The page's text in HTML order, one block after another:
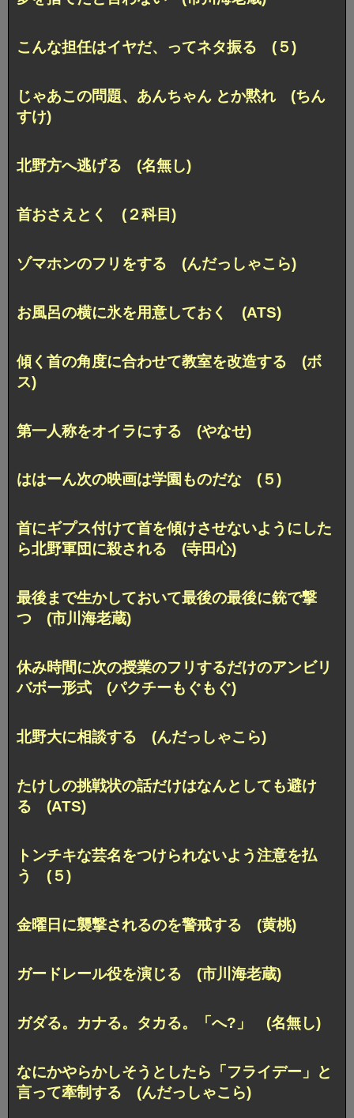
こんな担任はイヤだ、ってネタ振る (５)
じゃあこの問題、あんちゃん とか黙れ (ちん
すけ)
北野方へ逃げる (名無し)
首おさえとく (２科目)
ゾマホンのフリをする (んだっしゃこら)
お風呂の横に氷を用意しておく (ATS)
傾く首の角度に合わせて教室を改造する (ボ
ス)
第一人称をオイラにする (やなせ)
ははーん次の映画は学園ものだな (５)
首にギプス付けて首を傾けさせないようにした
ら北野軍団に殺される (寺田心)
最後まで生かしておいて最後の最後に銃で撃
つ (市川海老蔵)
休み時間に次の授業のフリするだけのアンビリ
バボー形式 (パクチーもぐもぐ)
北野大に相談する (んだっしゃこら)
たけしの挑戦状の話だけはなんとしても避け
る (ATS)
トンチキな芸名をつけられないよう注意を払
う (５)
金曜日に襲撃されるのを警戒する (黄桃)
ガードレール役を演じる (市川海老蔵)
ガダる。カナる。タカる。「へ?」 (名無し)
なにかやらかしそうとしたら 「フライデー」と
言って牽制する (んだっしゃこら)